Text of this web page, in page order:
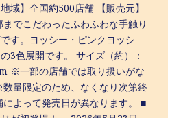
域】全国約500店舗 【販売元】
でこだわったふわふわな手触り
す。ヨッシー・ピンクヨッシ
3色展開です。 サイズ（約）：
※一部の店舗では取り扱いがな
量限定のため、なくなり次第終
よって発売日が異なります。 ■